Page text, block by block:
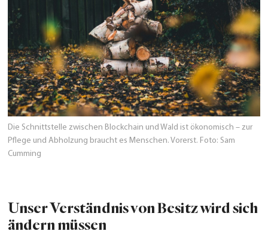
Die Schnittstelle zwischen Blockchain und Wald ist ökonomisch – zur
Pflege und Abholzung braucht es Menschen. Vorerst. Foto: Sam
Cumming
Unser Verständnis von Besitz wird sich
ändern müssen